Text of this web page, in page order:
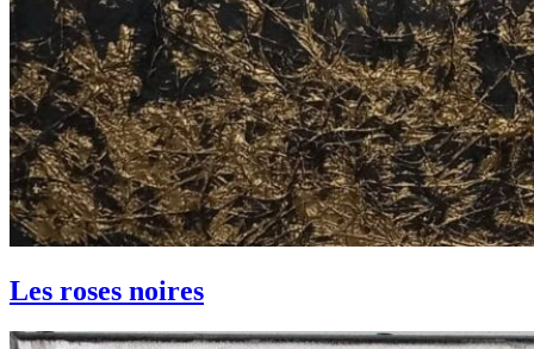
Les roses noires